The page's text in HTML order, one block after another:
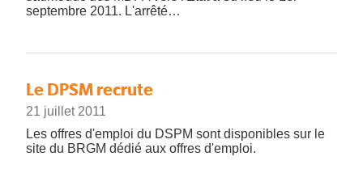
septembre 2011. L'arrêté…
Le DPSM recrute
21 juillet 2011
Les offres d'emploi du DSPM sont disponibles sur le
site du BRGM dédié aux offres d'emploi.